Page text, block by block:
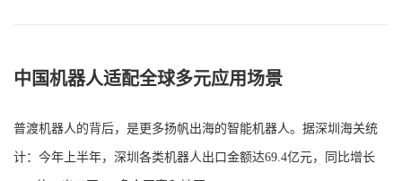
中国机器人适配全球多元应用场景
普渡机器人的背后，是更多扬帆出海的智能机器人。据深圳海关统
计：今年上半年，深圳各类机器人出口金额达69.4亿元，同比增长